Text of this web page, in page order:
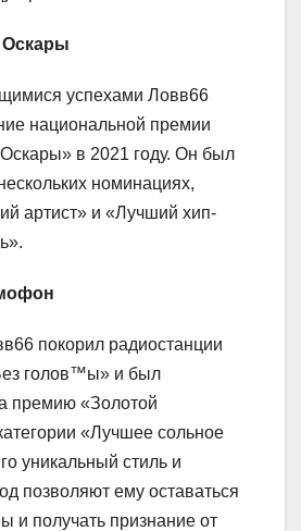
успехами Ловв66
национальной премии
в 2021 году. Он был
номинациях,
артист» и «Лучший хип-
покорил радиостанции
голов™ы» и был
премию «Золотой
«Лучшее сольное
уникальный стиль и
позволяют ему оставаться
и получать признание от